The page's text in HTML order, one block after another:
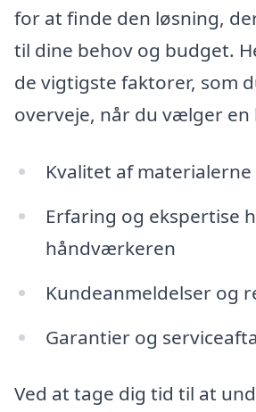
for at finde den løsning,
til dine behov og budget.
de vigtigste faktorer, som
overveje, når du vælger en
Kvalitet af materialerne
Erfaring og ekspertise
håndværkeren
Kundeanmeldelser og
Garantier og
Ved at tage dig tid til at